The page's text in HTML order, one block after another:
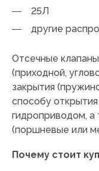
25Л
другие
Отсечные
(приходной,
закрытия
способу
гидроприводом, а
(поршневые или
Почему стоит